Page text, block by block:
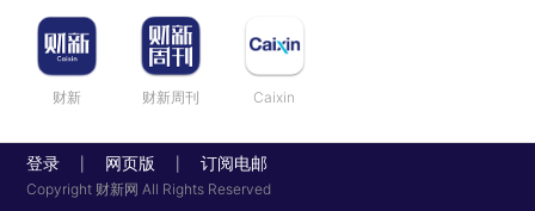
财新 财新周刊 Caixin
登录 网页版 订阅电邮
Copyright 财新网 All Rights Reserved